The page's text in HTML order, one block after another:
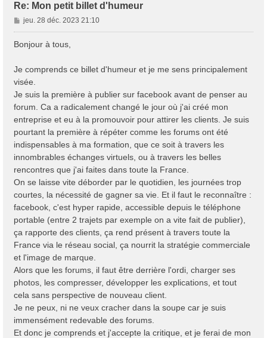
Re: Mon petit billet d'humeur
M
e
s
g
e
jeu. 28 déc. 2023 21:10
Bonjour à tous,
Je comprends ce billet d'humeur et je me sens principalement
visée.
Je suis la première à publier sur facebook avant de penser au
forum. Ca a radicalement changé le jour où j'ai créé mon
entreprise et eu à la promouvoir pour attirer les clients. Je suis
pourtant la première à répéter comme les forums ont été
indispensables à ma formation, que ce soit à travers les
innombrables échanges virtuels, ou à travers les belles
rencontres que j'ai faites dans toute la France.
On se laisse vite déborder par le quotidien, les journées trop
courtes, la nécessité de gagner sa vie. Et il faut le reconnaître :
facebook, c'est hyper rapide, accessible depuis le téléphone
portable (entre 2 trajets par exemple on a vite fait de publier),
ça rapporte des clients, ça rend présent à travers toute la
France via le réseau social, ça nourrit la stratégie commerciale
et l'image de marque.
Alors que les forums, il faut être derrière l'ordi, charger ses
photos, les compresser, développer les explications, et tout
cela sans perspective de nouveau client.
Je ne peux, ni ne veux cracher dans la soupe car je suis
immensément redevable des forums.
Et donc je comprends et j'accepte la critique, et je ferai de mon